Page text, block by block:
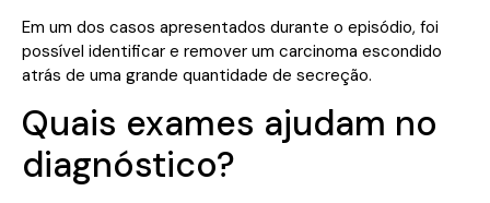
Em um dos casos apresentados durante o episódio, foi
possível identificar e remover um carcinoma escondido
atrás de uma grande quantidade de secreção.
Quais exames ajudam no
diagnóstico?